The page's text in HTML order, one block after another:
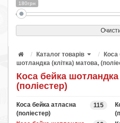
180грн
Каталог товарів Коса
шотландка (клітка) матова,
Коса бейка шотландка
(поліестер)
115
Коса бейка атласна
(поліестер)